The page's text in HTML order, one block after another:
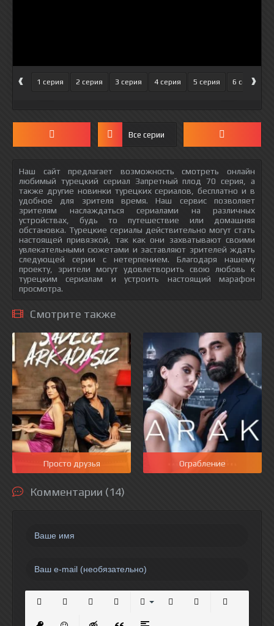
‹ 1 серия 2 серия 3 серия 4 серия 5 серия 6 серия
›
Все серии
Наш сайт предлагает возможность смотреть онлайн
любимый турецкий сериал Запретный плод 70 серия, а
также другие новинки турецких сериалов, бесплатно и в
удобное для зрителя время. Наш сервис позволяет
зрителям наслаждаться сериалами на различных
устройствах, будь то путешествие или домашняя
обстановка. Турецкие сериалы действительно могут стать
настоящей привязкой, так как они захватывают своими
увлекательными сюжетами и заставляют зрителей ждать
следующей серии с нетерпением. Благодаря нашему
проекту, зрители могут удовлетворить свою любовь к
турецким сериалам и устроить настоящий марафон
просмотра.
Смотрите также
Просто друзья Ограбление
Комментарии (14)